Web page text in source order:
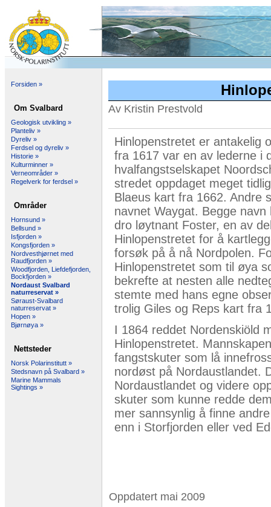
Forsiden »
Om Svalbard
Geologisk utvikling »
Planteliv »
Dyreliv »
Ferdsel og dyreliv »
Historie »
Kulturminner »
Verneområder »
Regelverk for ferdsel »
Områder
Hornsund »
Bellsund »
Isfjorden »
Kongsfjorden »
Nordvesthjørnet med
Raudfjorden »
Woodfjorden, Liefdefjorden,
Bockfjorden »
Nordaust Svalbard
naturreservat »
Søraust-Svalbard
naturreservat »
Hopen »
Bjørnøya »
Nettsteder
Norsk Polarinstitutt »
Stedsnavn på Svalbard »
Marine Mammals
Sightings »
Av Kristin Prestvold
Hinlopenstretet er antakelig
fra 1617 var en av lederne i
hvalfangstselskapet
stredet oppdaget meget
Blaeus kart fra 1662. Andre
navnet Waygat. Begge
dro løytnant Foster, en av
Hinlopenstretet for å
forsøk på å nå Nordpolen.
Hinlopenstretet som til øya
bekrefte at nesten alle
stemte med hans egne
trolig Giles og Reps kart fra
I 1864 reddet Nordenskiöld
Hinlopenstretet.
fangstskuter som lå
nordøst på Nordaustlandet.
Nordaustlandet og videre
skuter som kunne redde
mer sannsynlig å finne
enn i Storfjorden eller ved
Oppdatert mai 2009